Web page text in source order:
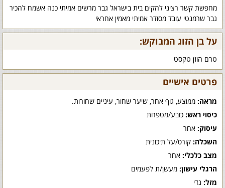
מחפשת קשר רציני להקים בית בישראל גבר מרשים אמיתי כנה אשמח להכיר
גבר שרמנטי עובד מסודר אמיתי מאמין אחראי
על בן הזוג המבוקש:
טרם הוזן טקסט
פרטים אישיים
מראה: ממוצע, גוף אחר, שיער שחור, עיניים שחורות.
כיסוי ראש: כובע/מטפחת
עיסוק: אחר
השכלה: קורס/על תיכונית
מצב כלכלי: אחר
הרגלי עישון: מעשן/ת לפעמים
מזל: גדי